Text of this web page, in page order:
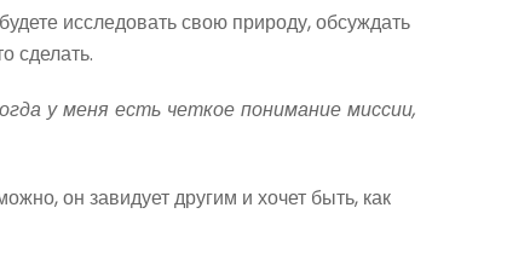
исследовать свою природу, обсуждать
сделать.
у меня есть четкое понимание миссии,
он завидует другим и хочет быть, как